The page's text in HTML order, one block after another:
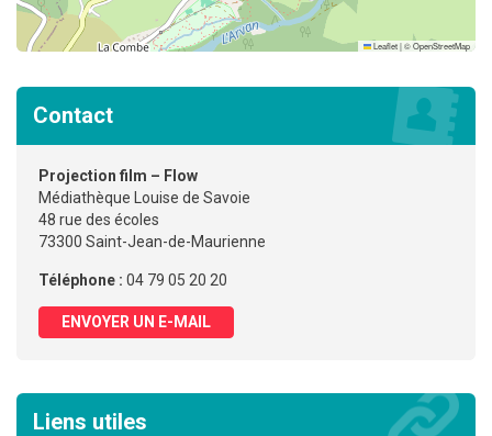
Leaflet|©OpenStreetMap
Contact
Projection film – Flow
Médiathèque Louise de Savoie
48 rue des écoles
73300 Saint-Jean-de-Maurienne
Téléphone : 04 79 05 20 20
ENVOYER UN E-MAIL
Liens utiles